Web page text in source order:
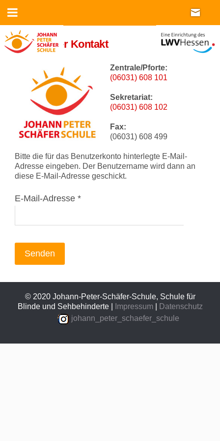
Ihr direkter Kontakt
Zentrale/Pforte:
(06031) 608 101
Sekretariat:
(06031) 608 102
Fax:
(06031) 608 499
Bitte die für das Benutzerkonto hinterlegte E-Mail-
Adresse eingeben. Der Benutzername wird dann an
diese E-Mail-Adresse geschickt.
E-Mail-Adresse *
Senden
© 2020 Johann-Peter-Schäfer-Schule, Schule für
Blinde und Sehbehinderte |
Impressum
Datenschutz
johann_peter_schaefer_schule